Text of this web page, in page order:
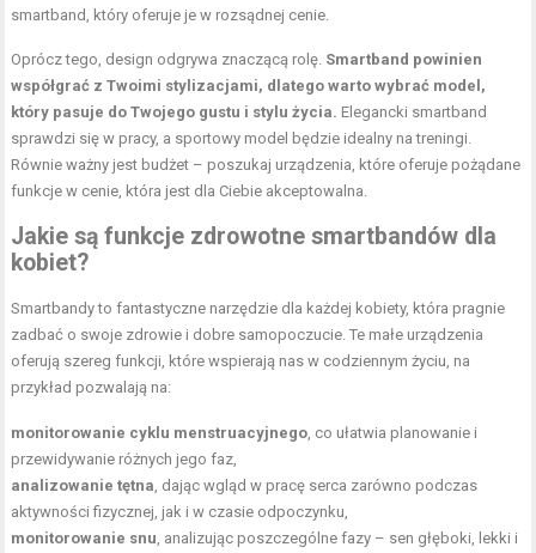
smartband, który oferuje je w rozsądnej cenie.
Oprócz tego, design odgrywa znaczącą rolę. Smartband powinien
współgrać z Twoimi stylizacjami, dlatego warto wybrać model,
który pasuje do Twojego gustu i stylu życia. Elegancki smartband
sprawdzi się w pracy, a sportowy model będzie idealny na treningi.
Równie ważny jest budżet – poszukaj urządzenia, które oferuje pożądane
funkcje w cenie, która jest dla Ciebie akceptowalna.
Jakie są funkcje zdrowotne smartbandów dla
kobiet?
Smartbandy to fantastyczne narzędzie dla każdej kobiety, która pragnie
zadbać o swoje zdrowie i dobre samopoczucie. Te małe urządzenia
oferują szereg funkcji, które wspierają nas w codziennym życiu, na
przykład pozwalają na:
monitorowanie cyklu menstruacyjnego , co ułatwia planowanie i
przewidywanie różnych jego faz,
analizowanie tętna , dając wgląd w pracę serca zarówno podczas
aktywności fizycznej, jak i w czasie odpoczynku,
monitorowanie snu , analizując poszczególne fazy – sen głęboki, lekki i